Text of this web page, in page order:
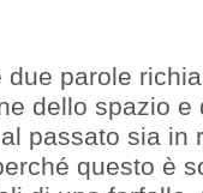
due parole
dello spazio e
passato sia in
questo è